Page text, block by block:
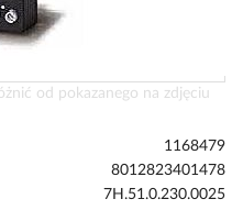
od pokazanego na zdjęciu
1168479
8012823401478
7H.51.0.230.0025